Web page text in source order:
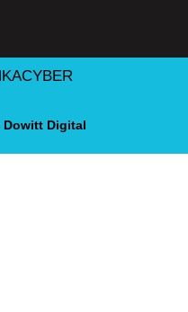
Dowitt Digital